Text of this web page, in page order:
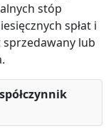
stóp
spłat i
sprzedawany lub